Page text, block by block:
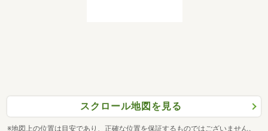
スクロール地図を見る
※地図上の位置は目安であり、正確な位置を保証するものではございません。